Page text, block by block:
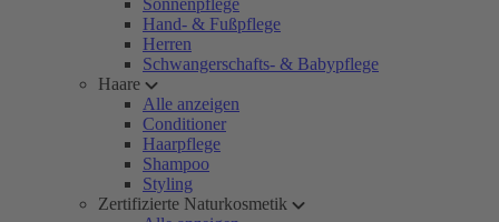
Sonnenpflege
Hand- & Fußpflege
Herren
Schwangerschafts- & Babypflege
Haare
Alle anzeigen
Conditioner
Haarpflege
Shampoo
Styling
Zertifizierte Naturkosmetik